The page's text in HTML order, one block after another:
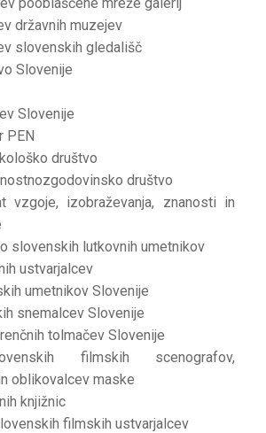
državnih muzejev
slovenskih gledališč
Slovenije
Slovenije
PEN
društvo
društvo
vzgoje, izobraževanja, znanosti in
slovenskih lutkovnih umetnikov
ustvarjalcev
umetnikov Slovenije
snemalcev Slovenije
tolmačev Slovenije
filmskih scenografov,
oblikovalcev maske
knjižnic
filmskih ustvarjalcev